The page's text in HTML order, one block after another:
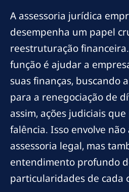
A assessoria jurídica
desempenha um papel
reestruturação
função é ajudar a
suas finanças, buscando
para a renegociação de
assim, ações judiciais
falência. Isso envolve não
assessoria legal, mas
entendimento profundo
particularidades de cada